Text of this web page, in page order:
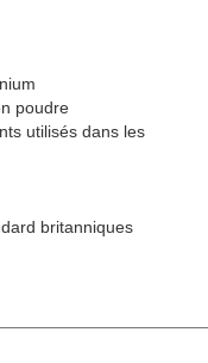
poudre
utilisés dans les
britanniques